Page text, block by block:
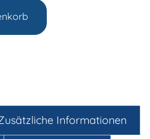
Informationen